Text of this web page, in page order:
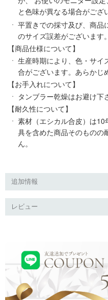
と色味が異なる場合がござ
平置きでの採寸及び、商品
のサイズ誤差がございます
【商品仕様について】
生産時期により、色・サイ
合がございます。あらかじ
【お手入れについて】
タンブラー乾燥はお避け下
【耐久性について】
素材（エシカル合皮）は
具を含めた商品そのものの
ん。
追加情報
レビュー